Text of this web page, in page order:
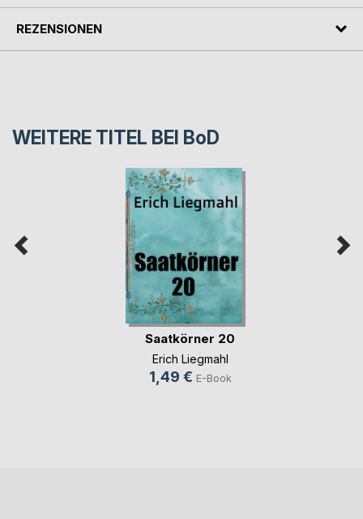
REZENSIONEN
WEITERE TITEL BEI BoD
Saatkörner 20
Erich Liegmahl
1,49 € E-Book